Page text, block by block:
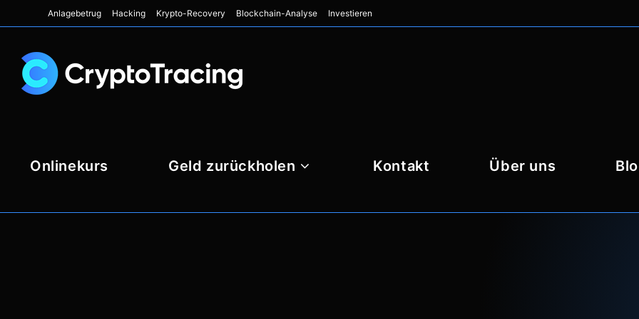
Anlagebetrug Hacking Krypto-Recovery Blockchain-Analyse Investieren
Onlinekurs Geld zurückholen Kontakt Über uns